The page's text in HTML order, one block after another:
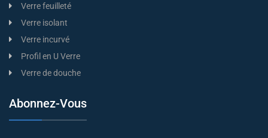
Verre feuilleté
Verre isolant
Verre incurvé
Profil en U Verre
Verre de douche
Abonnez-Vous